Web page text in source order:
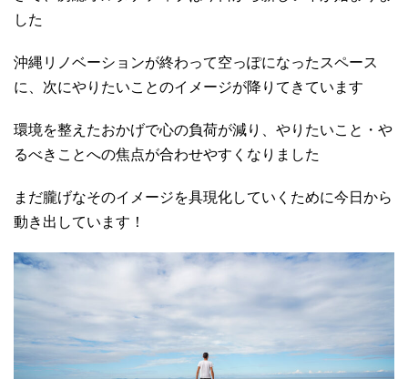
した
沖縄リノベーションが終わって空っぽになったスペース
に、次にやりたいことのイメージが降りてきています
環境を整えたおかげで心の負荷が減り、やりたいこと・や
るべきことへの焦点が合わせやすくなりました
まだ朧げなそのイメージを具現化していくために今日から
動き出しています！